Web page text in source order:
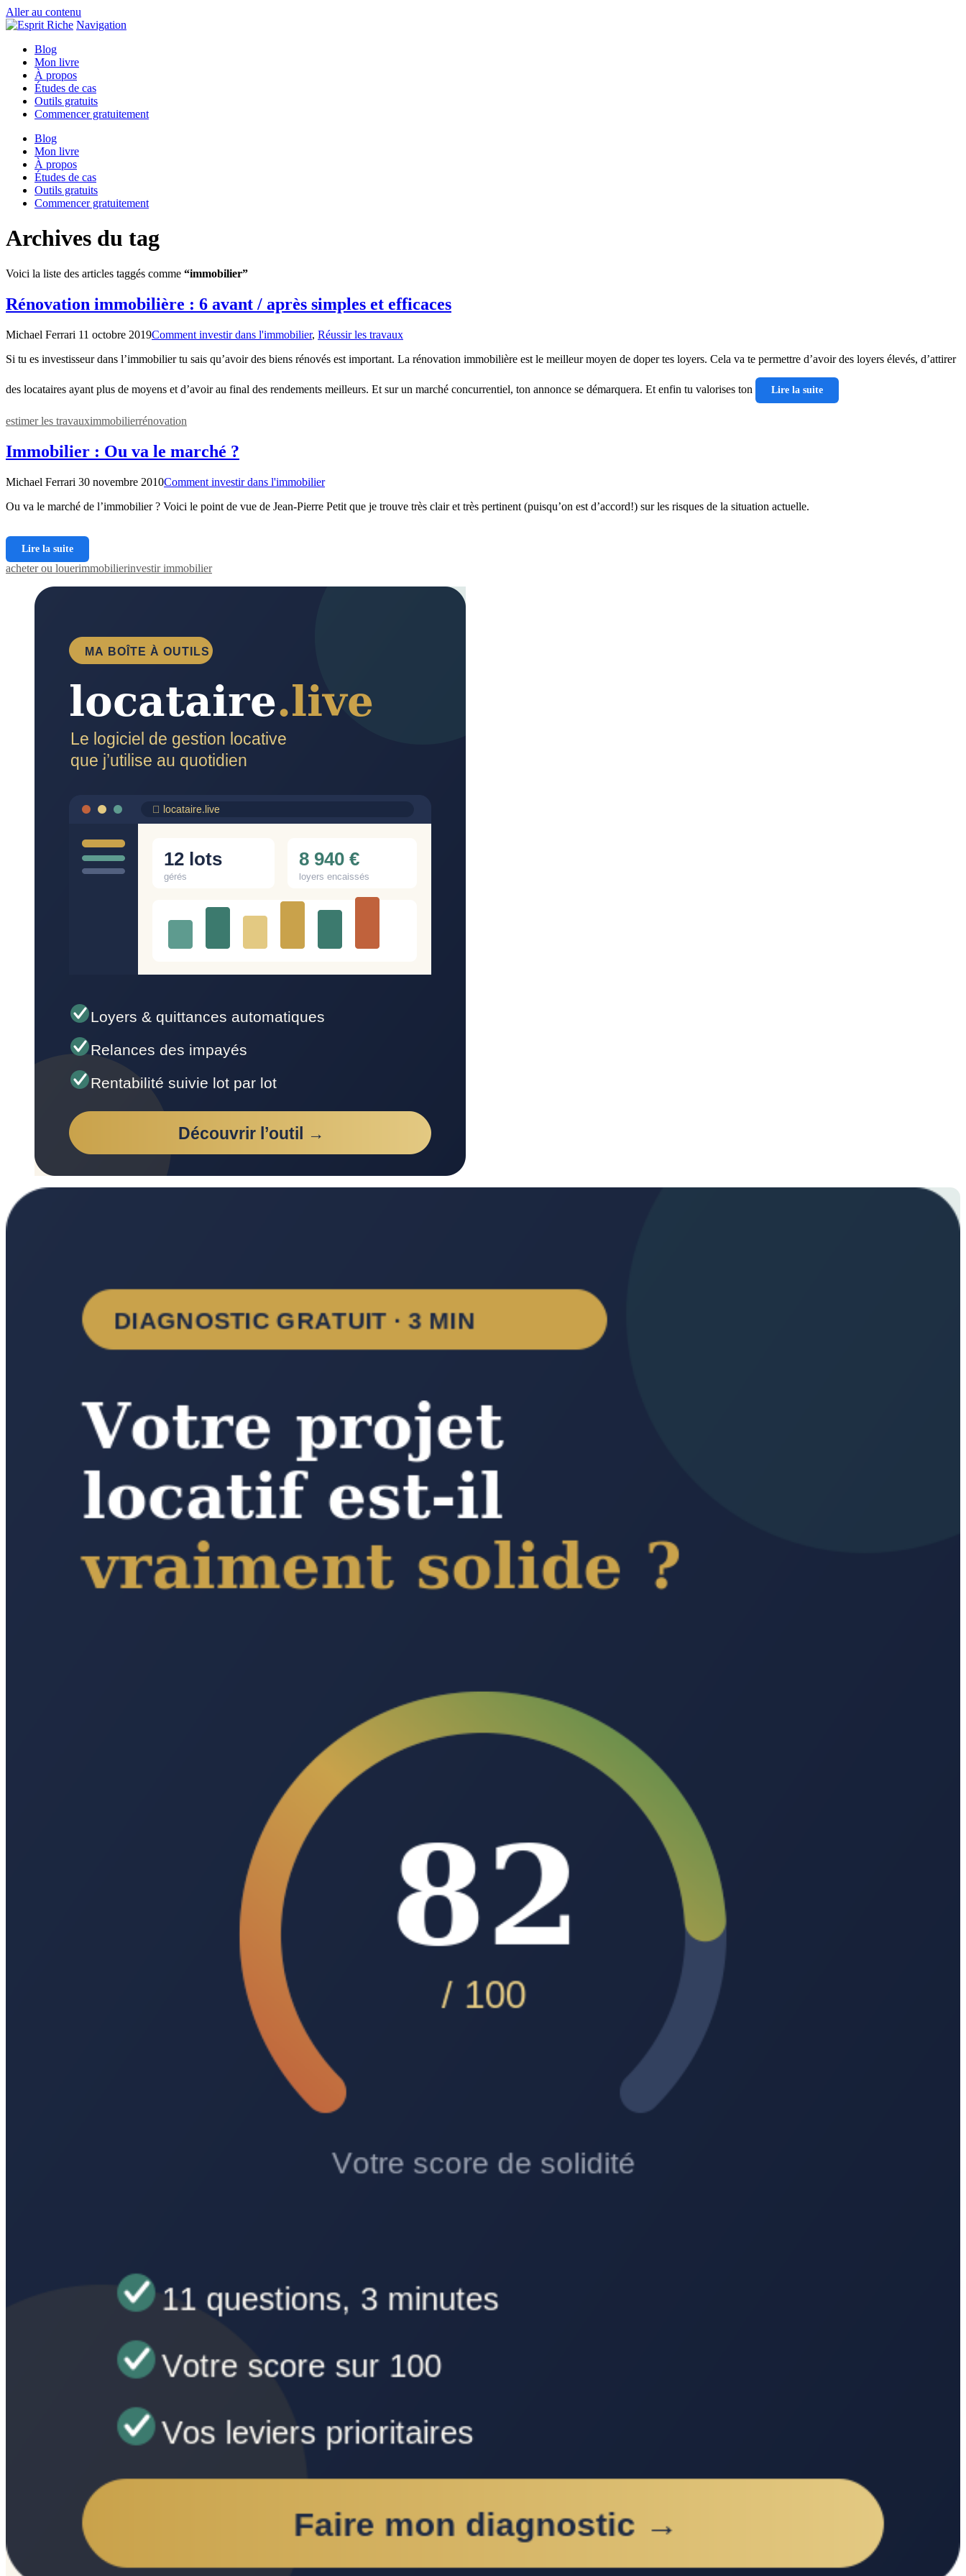
Aller au contenu
Navigation
Blog
Mon livre
À propos
Études de cas
Outils gratuits
Commencer gratuitement
Blog
Mon livre
À propos
Études de cas
Outils gratuits
Commencer gratuitement
Archives du tag
Voici la liste des articles taggés comme “immobilier”
Rénovation immobilière : 6 avant / après simples et efficaces
Michael Ferrari 11 octobre 2019Comment investir dans l'immobilier, Réussir les travaux
Si tu es investisseur dans l’immobilier tu sais qu’avoir des biens rénovés est important. La rénovation immobilière est le meilleur moyen de doper tes loyers. Cela va te permettre d’avoir des loyers élevés, d’attirer
des locataires ayant plus de moyens et d’avoir au final des rendements meilleurs. Et sur un marché concurrentiel, ton annonce se démarquera. Et enfin tu valorises ton Lire la suite
estimer les travauximmobilierrénovation
Immobilier : Ou va le marché ?
Michael Ferrari 30 novembre 2010Comment investir dans l'immobilier
Ou va le marché de l’immobilier ? Voici le point de vue de Jean-Pierre Petit que je trouve très clair et très pertinent (puisqu’on est d’accord!) sur les risques de la situation actuelle.
Lire la suite
acheter ou louerimmobilierinvestir immobilier